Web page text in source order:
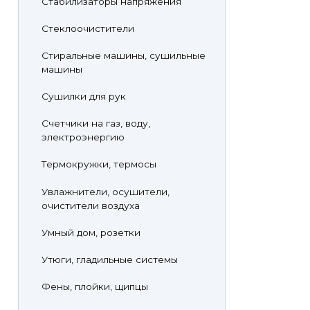
Стеклоочистители
Стиральные машины, сушильные
машины
Сушилки для рук
Счетчики на газ, воду,
электроэнергию
Термокружки, термосы
Увлажнители, осушители,
очистители воздуха
Умный дом, розетки
Утюги, гладильные системы
Фены, плойки, щипцы